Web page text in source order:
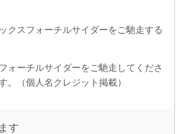
クスフォーチルサイダーをご馳走する
ォーチルサイダーをご馳走してくださ
。（個人名クレジット掲載）
す